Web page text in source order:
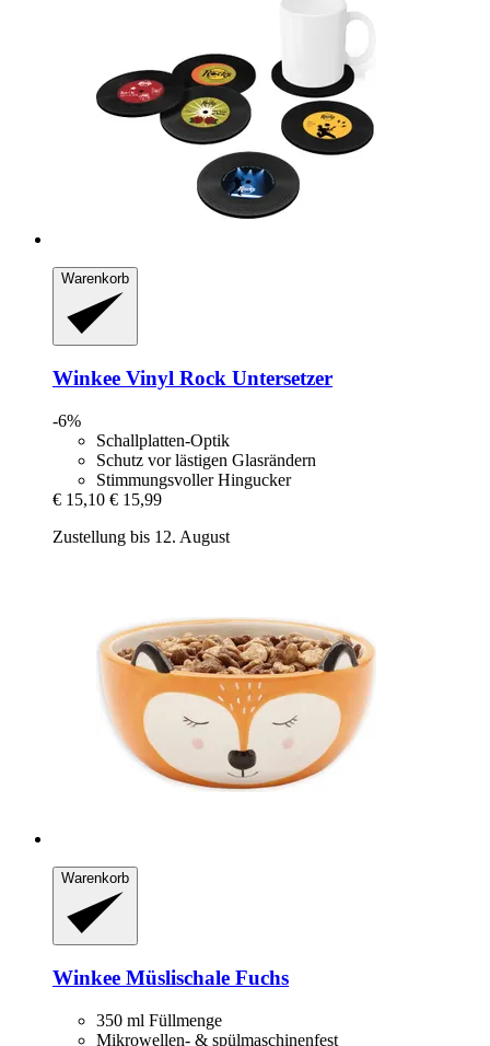
Warenkorb
Winkee Vinyl Rock Untersetzer
-6%
Schallplatten-Optik
Schutz vor lästigen Glasrändern
Stimmungsvoller Hingucker
€ 15,10 € 15,99
Zustellung bis 12. August
Warenkorb
Winkee Müslischale Fuchs
350 ml Füllmenge
Mikrowellen- & spülmaschinenfest